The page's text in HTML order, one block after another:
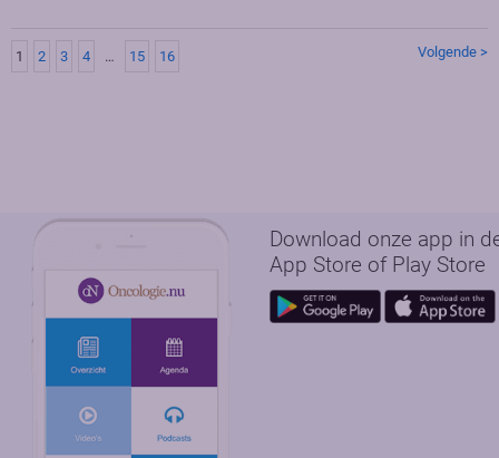
1 2 3 4 … 15 16 Volgende >
Download onze app in
App Store of Play Store